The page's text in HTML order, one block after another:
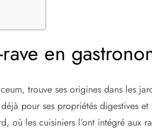
en
trouve ses origines dans les
pour ses propriétés digestives
où les cuisiniers l’ont intégré aux